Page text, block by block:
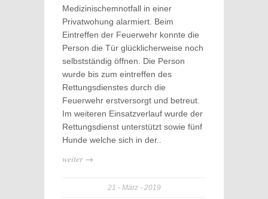
Medizinischemnotfall in einer
Privatwohung alarmiert. Beim
Eintreffen der Feuerwehr konnte die
Person die Tür glücklicherweise noch
selbstständig öffnen. Die Person
wurde bis zum eintreffen des
Rettungsdienstes durch die
Feuerwehr erstversorgt und betreut.
Im weiteren Einsatzverlauf wurde der
Rettungsdienst unterstützt sowie fünf
Hunde welche sich in der..
weiter →
21 März 2019